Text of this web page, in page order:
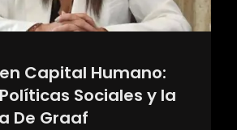
Capital Humano:
Sociales y la
De Graaf